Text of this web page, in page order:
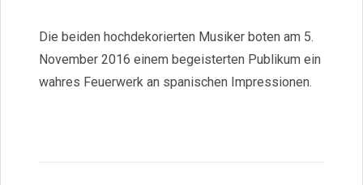
Die beiden hochdekorierten Musiker boten am 5.
November 2016 einem begeisterten Publikum ein
wahres Feuerwerk an spanischen Impressionen.